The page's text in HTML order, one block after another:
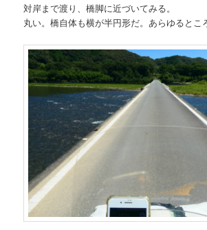
対岸まで渡り、橋脚に近づいてみる。
丸い。橋自体も横が半円形だ。あらゆるとこ